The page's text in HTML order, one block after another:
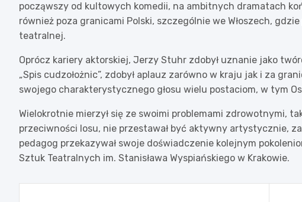
począwszy od kultowych komedii, na ambitnych dramatach
również poza granicami Polski, szczególnie we Włoszech,
teatralnej.
Oprócz kariery aktorskiej, Jerzy Stuhr zdobył uznanie jako
„Spis cudzołożnic”, zdobył aplauz zarówno w kraju jak i za
swojego charakterystycznego głosu wielu postaciom, w tym
Wielokrotnie mierzył się ze swoimi problemami zdrowotnymi,
przeciwności losu, nie przestawał być aktywny artystycznie,
pedagog przekazywał swoje doświadczenie kolejnym
Sztuk Teatralnych im. Stanisława Wyspiańskiego w Krakowie.